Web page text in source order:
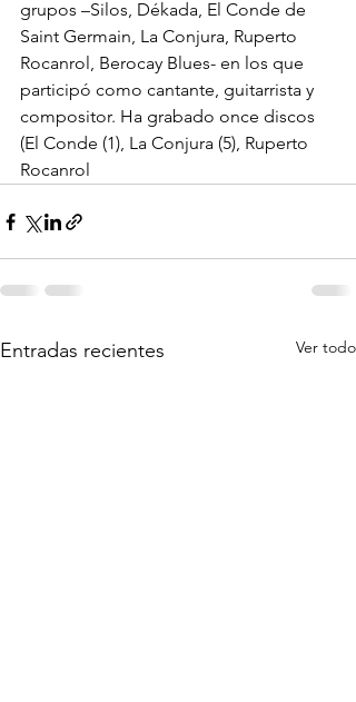
grupos –Silos, Dékada, El Conde de
Saint Germain, La Conjura, Ruperto
Rocanrol, Berocay Blues- en los que
participó como cantante, guitarrista y
compositor. Ha grabado once discos
(El Conde (1), La Conjura (5), Ruperto
Rocanrol
Entradas recientes Ver todo